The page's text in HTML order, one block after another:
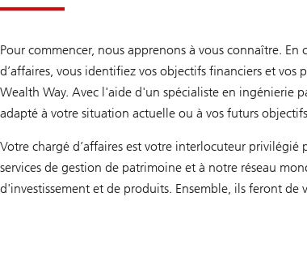
Pour commencer, nous apprenons à vous connaître.
d’affaires, vous identifiez vos objectifs financiers et vos
Wealth Way. Avec l'aide d'un spécialiste en ingénierie
adapté à votre situation actuelle ou à vos futurs
Votre chargé d’affaires est votre interlocuteur privilégié
services de gestion de patrimoine et à notre réseau
d'investissement et de produits. Ensemble, ils feront de